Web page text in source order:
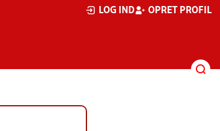
LOG IND OPRET PROFIL